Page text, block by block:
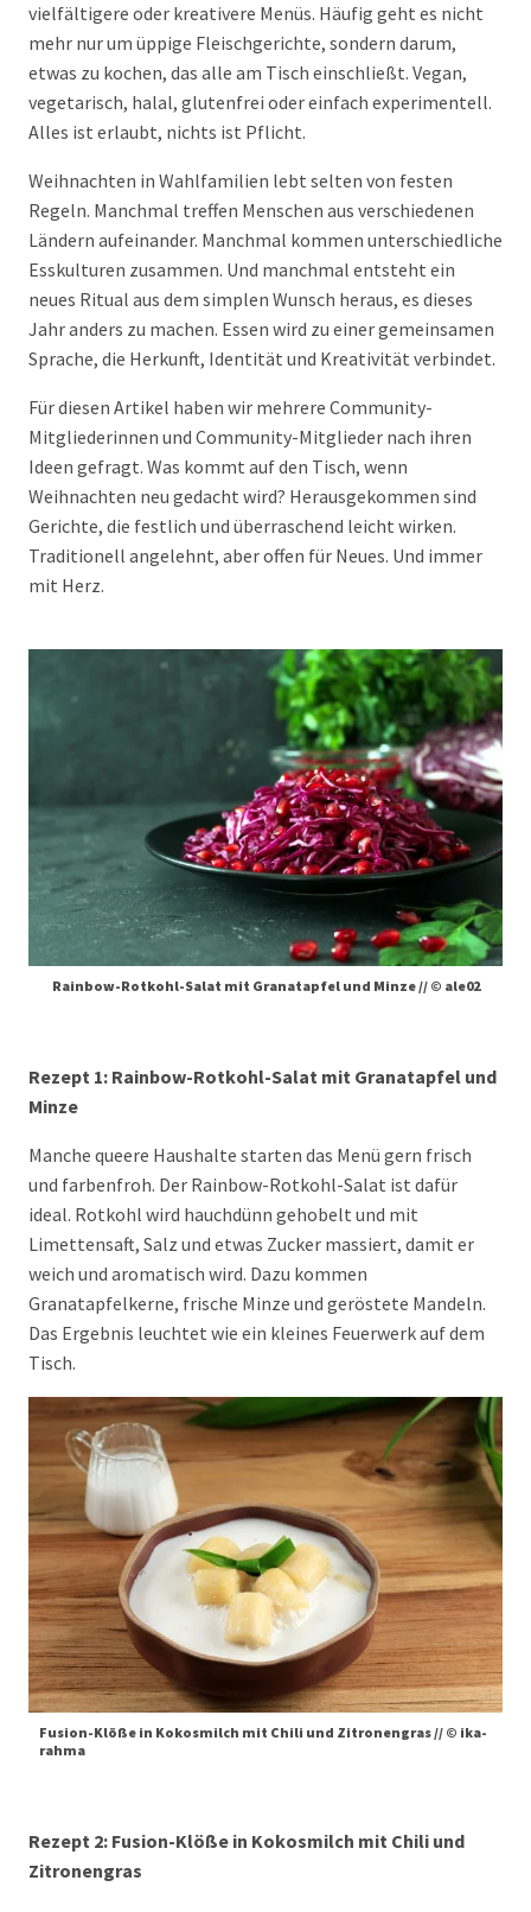
vielfältigere oder kreativere Menüs. Häufig geht es nicht
mehr nur um üppige Fleischgerichte, sondern darum,
etwas zu kochen, das alle am Tisch einschließt. Vegan,
vegetarisch, halal, glutenfrei oder einfach experimentell.
Alles ist erlaubt, nichts ist Pflicht.
Weihnachten in Wahlfamilien lebt selten von festen
Regeln. Manchmal treffen Menschen aus verschiedenen
Ländern aufeinander. Manchmal kommen unterschiedliche
Esskulturen zusammen. Und manchmal entsteht ein
neues Ritual aus dem simplen Wunsch heraus, es dieses
Jahr anders zu machen. Essen wird zu einer gemeinsamen
Sprache, die Herkunft, Identität und Kreativität verbindet.
Für diesen Artikel haben wir mehrere Community-
Mitgliederinnen und Community-Mitglieder nach ihren
Ideen gefragt. Was kommt auf den Tisch, wenn
Weihnachten neu gedacht wird? Herausgekommen sind
Gerichte, die festlich und überraschend leicht wirken.
Traditionell angelehnt, aber offen für Neues. Und immer
mit Herz.
Rainbow-Rotkohl-Salat mit Granatapfel und Minze // © ale02
Rezept 1: Rainbow-Rotkohl-Salat mit Granatapfel und
Minze
Manche queere Haushalte starten das Menü gern frisch
und farbenfroh. Der Rainbow-Rotkohl-Salat ist dafür
ideal. Rotkohl wird hauchdünn gehobelt und mit
Limettensaft, Salz und etwas Zucker massiert, damit er
weich und aromatisch wird. Dazu kommen
Granatapfelkerne, frische Minze und geröstete Mandeln.
Das Ergebnis leuchtet wie ein kleines Feuerwerk auf dem
Tisch.
Fusion-Klöße in Kokosmilch mit Chili und Zitronengras // © ika-
rahma
Rezept 2: Fusion-Klöße in Kokosmilch mit Chili und
Zitronengras